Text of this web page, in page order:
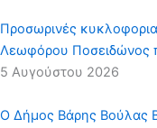
Προσωρινές
Λεωφόρου Ποσειδώνος
5 Αυγούστου 2026
Ο Δήμος Βάρης Βούλας